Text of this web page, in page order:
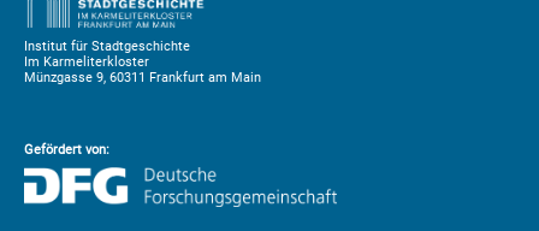
Institut für Stadtgeschichte
Im Karmeliterkloster
Münzgasse 9, 60311 Frankfurt am Main
Gefördert von: